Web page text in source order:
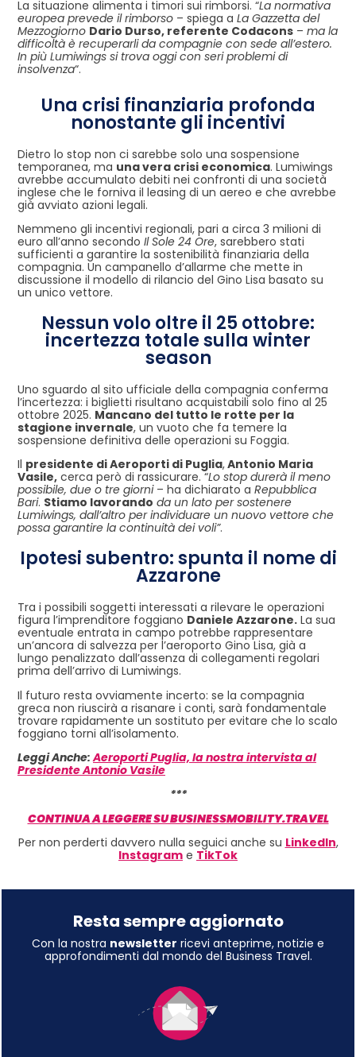
La situazione alimenta i timori sui rimborsi. “La normativa
europea prevede il rimborso – spiega a La Gazzetta del
Mezzogiorno Dario Durso, referente Codacons – ma la
difficoltà è recuperarli da compagnie con sede all’estero.
In più Lumiwings si trova oggi con seri problemi di
insolvenza“.
Una crisi finanziaria profonda
nonostante gli incentivi
Dietro lo stop non ci sarebbe solo una sospensione
temporanea, ma una vera crisi economica. Lumiwings
avrebbe accumulato debiti nei confronti di una società
inglese che le forniva il leasing di un aereo e che avrebbe
già avviato azioni legali.
Nemmeno gli incentivi regionali, pari a circa 3 milioni di
euro all’anno secondo Il Sole 24 Ore, sarebbero stati
sufficienti a garantire la sostenibilità finanziaria della
compagnia. Un campanello d’allarme che mette in
discussione il modello di rilancio del Gino Lisa basato su
un unico vettore.
Nessun volo oltre il 25 ottobre:
incertezza totale sulla winter
season
Uno sguardo al sito ufficiale della compagnia conferma
l’incertezza: i biglietti risultano acquistabili solo fino al 25
ottobre 2025. Mancano del tutto le rotte per la
stagione invernale, un vuoto che fa temere la
sospensione definitiva delle operazioni su Foggia.
Il presidente di Aeroporti di Puglia,Antonio Maria
Vasile, cerca però di rassicurare. “Lo stop durerà il meno
possibile, due o tre giorni– ha dichiarato a Repubblica
Bari. Stiamo lavorando da un lato per sostenere
Lumiwings, dall’altro per individuare un nuovo vettore che
possa garantire la continuità dei voli”.
Ipotesi subentro: spunta il nome di
Azzarone
Tra i possibili soggetti interessati a rilevare le operazioni
figura l’imprenditore foggiano Daniele Azzarone. La sua
eventuale entrata in campo potrebbe rappresentare
un’ancora di salvezza per l’aeroporto Gino Lisa, già a
lungo penalizzato dall’assenza di collegamenti regolari
prima dell’arrivo di Lumiwings.
Il futuro resta ovviamente incerto: se la compagnia
greca non riuscirà a risanare i conti, sarà fondamentale
trovare rapidamente un sostituto per evitare che lo scalo
foggiano torni all’isolamento.
Leggi Anche:Aeroporti Puglia, la nostra intervista al
Presidente Antonio Vasile
***
CONTINUA A LEGGERE SU BUSINESSMOBILITY.TRAVEL
Per non perderti davvero nulla seguici anche su LinkedIn,
Instagram e TikTok
Resta sempre aggiornato
Con la nostra newsletter ricevi anteprime, notizie e
approfondimenti dal mondo del Business Travel.